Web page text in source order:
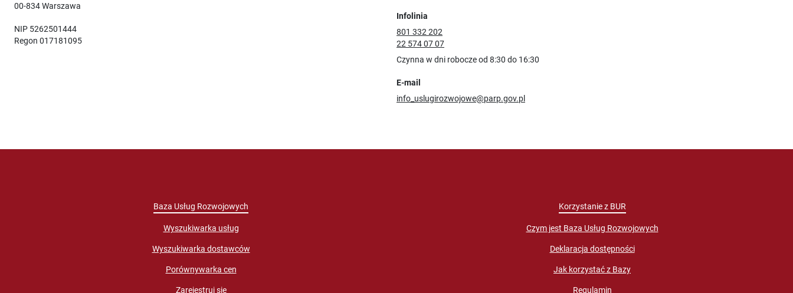
00-834 Warszawa
NIP 5262501444
Regon 017181095
Infolinia
801 332 202
22 574 07 07
Czynna w dni robocze od 8:30 do 16:30
E-mail
info_uslugirozwojowe@parp.gov.pl
Baza Usług Rozwojowych
Wyszukiwarka usług
Wyszukiwarka dostawców
Porównywarka cen
Zarejestruj się
Korzystanie z BUR
Czym jest Baza Usług Rozwojowych
Deklaracja dostępności
Jak korzystać z Bazy
Regulamin